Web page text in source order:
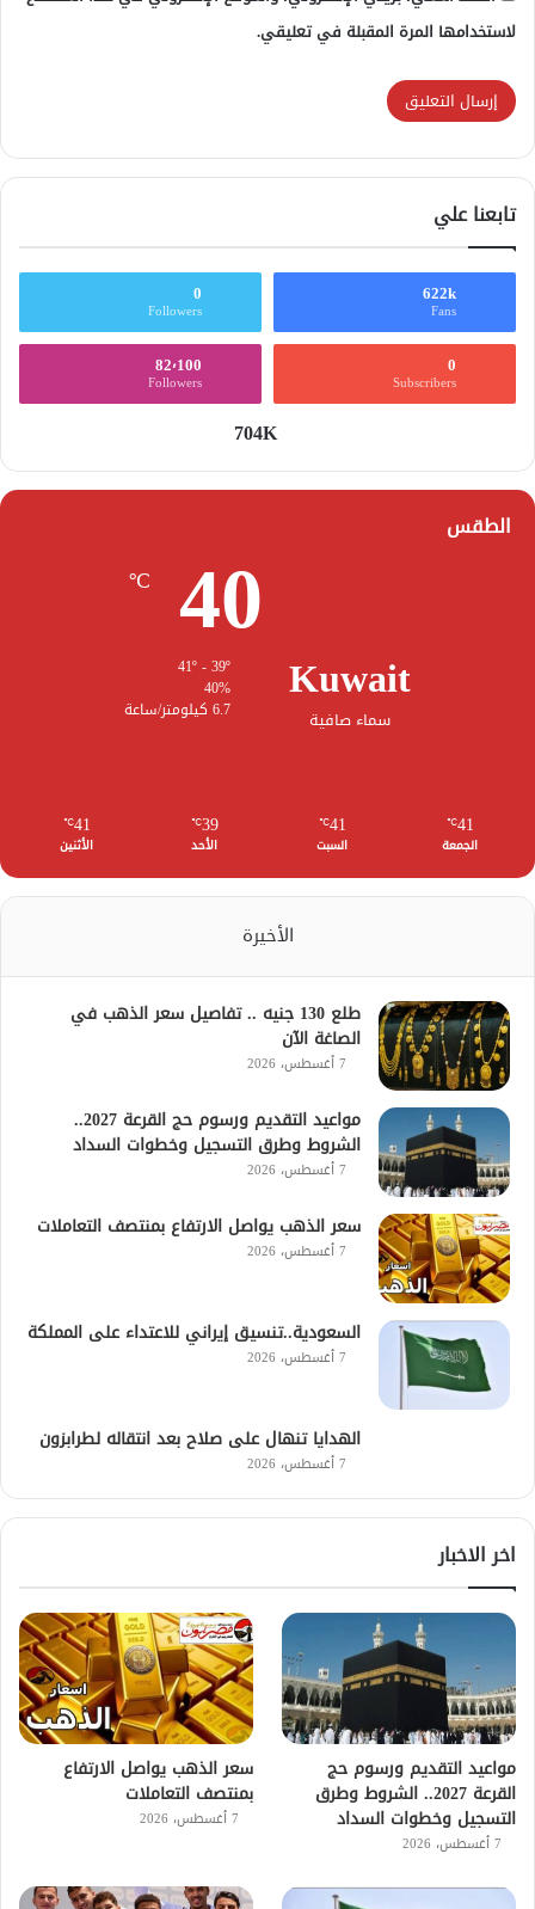
لاستخدامها المرة المقبلة في تعليقي.
تابعنا علي
622k
Fans
0
Followers
0
Subscribers
82٬100
Followers
704K
الطقس
Kuwait
سماء صافية
40
℃
40%
6.7 كيلومتر/ساعة
41
℃
الجمعة
41
℃
السبت
39
℃
الأحد
41
℃
الأثنين
الأخيرة
طلع 130 جنيه .. تفاصيل سعر الذهب في
الصاغة الآن
7 أغسطس، 2026
مواعيد التقديم ورسوم حج القرعة 2027..
الشروط وطرق التسجيل وخطوات السداد
7 أغسطس، 2026
سعر الذهب يواصل الارتفاع بمنتصف التعاملات
7 أغسطس، 2026
السعودية..تنسيق إيراني للاعتداء على المملكة
7 أغسطس، 2026
الهدايا تنهال على صلاح بعد انتقاله لطرابزون
7 أغسطس، 2026
اخر الاخبار
مواعيد التقديم ورسوم حج
القرعة 2027.. الشروط وطرق
التسجيل وخطوات السداد
7 أغسطس، 2026
سعر الذهب يواصل الارتفاع
بمنتصف التعاملات
7 أغسطس، 2026